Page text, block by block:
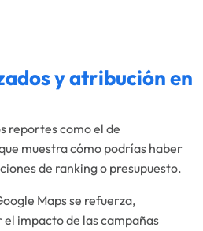
y atribución en
reportes como el de
muestra cómo podrías haber
de ranking o presupuesto.
Maps se refuerza,
impacto de las campañas